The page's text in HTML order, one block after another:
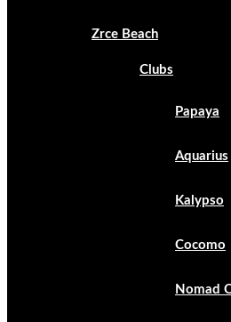
Zrce Beach
Clubs
Papaya
Aquarius
Kalypso
Cocomo
Nomad